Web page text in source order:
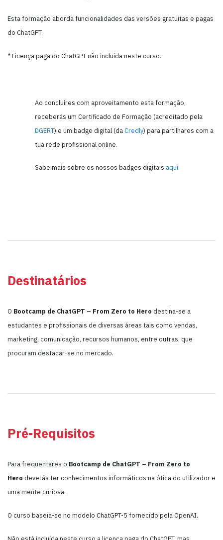
Esta formação aborda funcionalidades das versões gratuitas e pagas
do ChatGPT.
* Licença paga do ChatGPT não incluída neste curso.
Ao concluíres com aproveitamento esta formação,
receberás um Certificado de Formação (acreditado pela
DGERT) e um badge digital (da Credly) para partilhares com a
tua rede profissional online.
Sabe mais sobre os nossos badges digitais aqui.
Destinatários
O Bootcamp de ChatGPT – From Zero to Hero destina-se a
estudantes e profissionais de diversas áreas tais como vendas,
marketing, comunicação, recursos humanos, entre outras, que
procuram destacar-se no mercado.
Pré-Requisitos
Para frequentares o Bootcamp de ChatGPT – From Zero to
Hero deverás ter conhecimentos informáticos na ótica do utilizador e
uma mente curiosa.
O curso baseia-se no modelo ChatGPT-5 fornecido pela OpenAI.